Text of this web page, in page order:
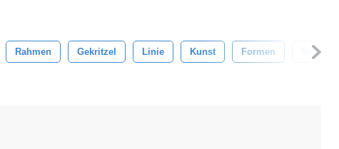
Rahmen Gekritzel Linie Kunst Formen